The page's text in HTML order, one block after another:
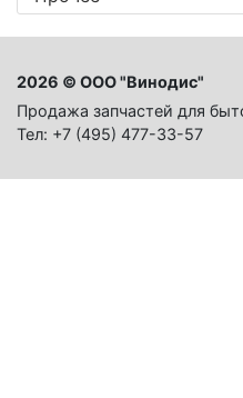
2026 © ООО "Винодис"
Продажа запчастей для
Тел: +7 (495) 477-33-57